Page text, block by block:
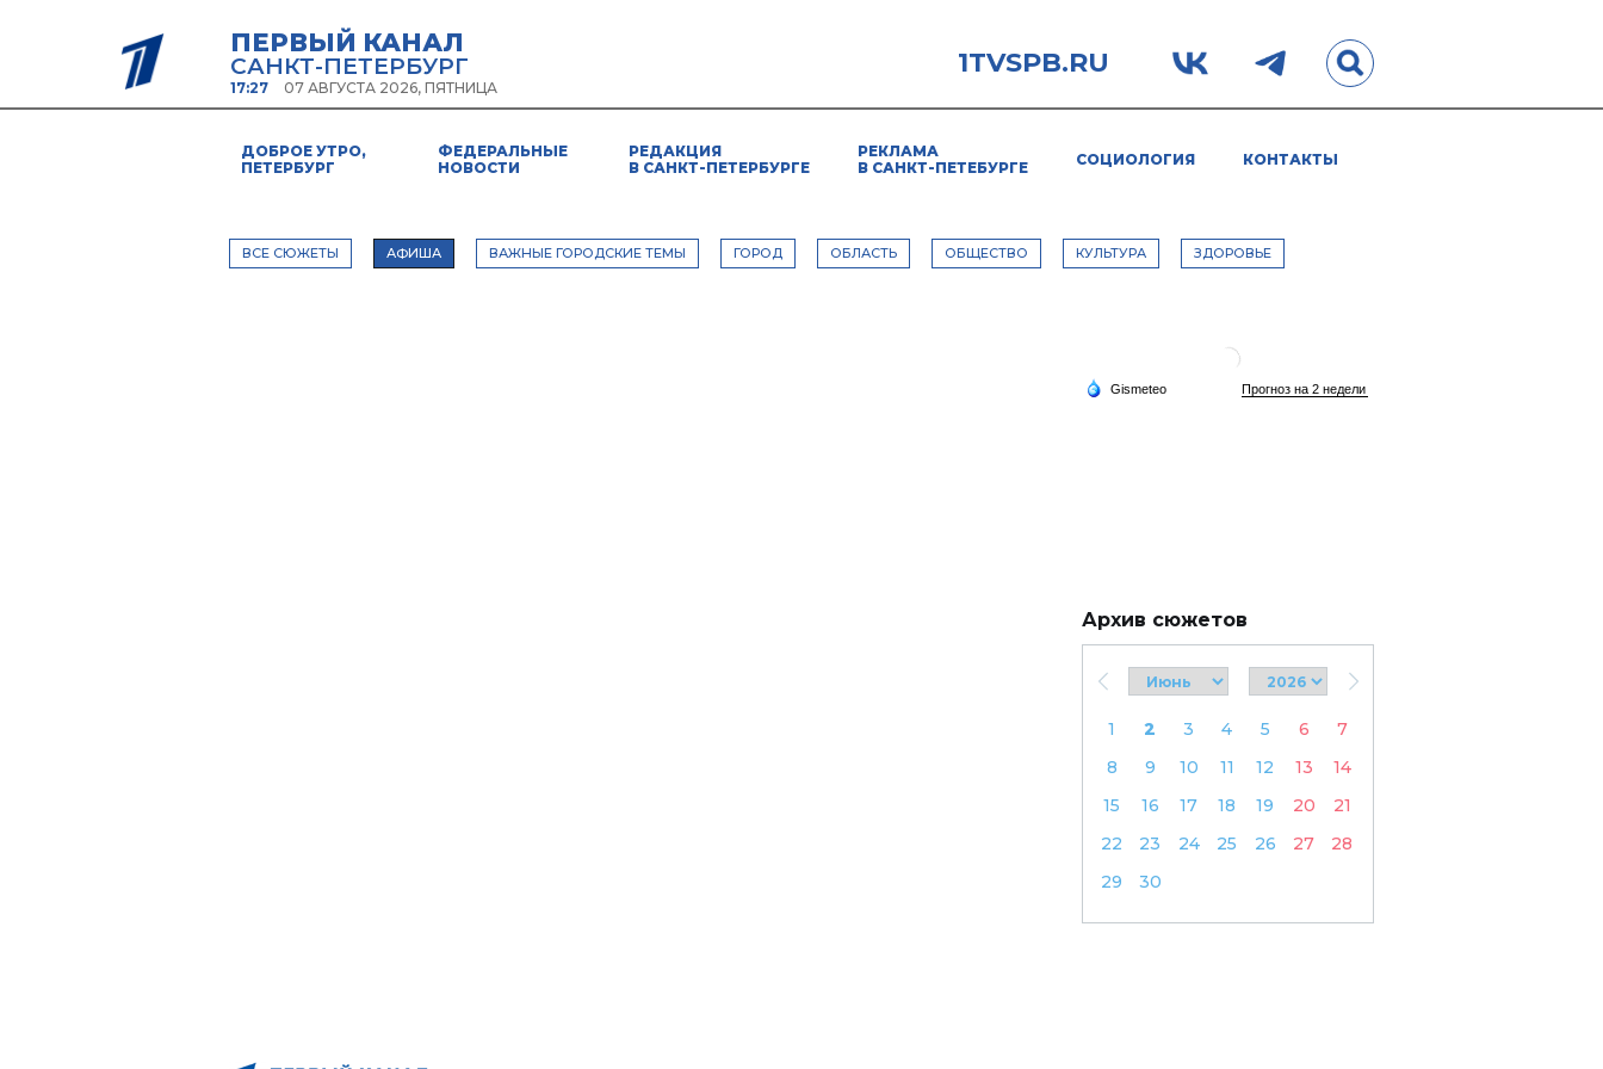
ПЕРВЫЙ КАНАЛ
САНКТ-ПЕТЕРБУРГ
17:27 07 АВГУСТА 2026, ПЯТНИЦА
1TVSPB.RU
ДОБРОЕ УТРО,
ПЕТЕРБУРГ
ФЕДЕРАЛЬНЫЕ
НОВОСТИ
РЕДАКЦИЯ
В САНКТ-ПЕТЕРБУРГЕ
РЕКЛАМА
В САНКТ-ПЕТЕБУРГЕ
СОЦИОЛОГИЯ КОНТАКТЫ
ВСЕ СЮЖЕТЫ АФИША ВАЖНЫЕ ГОРОДСКИЕ ТЕМЫ ГОРОД ОБЛАСТЬ ОБЩЕСТВО КУЛЬТУРА ЗДОРОВЬЕ
Архив сюжетов
1 2 3 4 5 6
7
8
9 10 11 12 13
14
15
16 17 18 19 20
21
22
23 24 25 26 27
28
29
30